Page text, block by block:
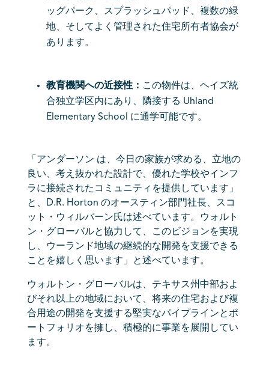
ッグパーク、スプラッシュパッド、複数の緑
地、そしてよく管理された住宅所有者協会が
あります。
教育機関への近接性： この物件は、ヘイズ統
合独立学区内にあり、隣接する Uhland
Elementary School に通学可能です。
「アンダーソン は、今日の家族が求める、立地の
良い、考え抜かれた設計で、優れた学校やインフ
ラに接続されたコミュニティを提供しています」
と、D.R. Horton のオースティン部門社長、スコ
ット・ウィルバーン氏は述べています。ウォルト
ン・グローバルと協力して、このビジョンを実現
し、ウーランド地域の継続的な開発を支援できる
ことを嬉しく思います」と述べています。
ウォルトン・グローバルは、テキサス州中部およ
びそれ以上の地域において、将来の住宅および複
合用途の開発を支援する堅実なパイプラインとポ
ートフォリオを擁し、積極的に事業を展開してい
ます。